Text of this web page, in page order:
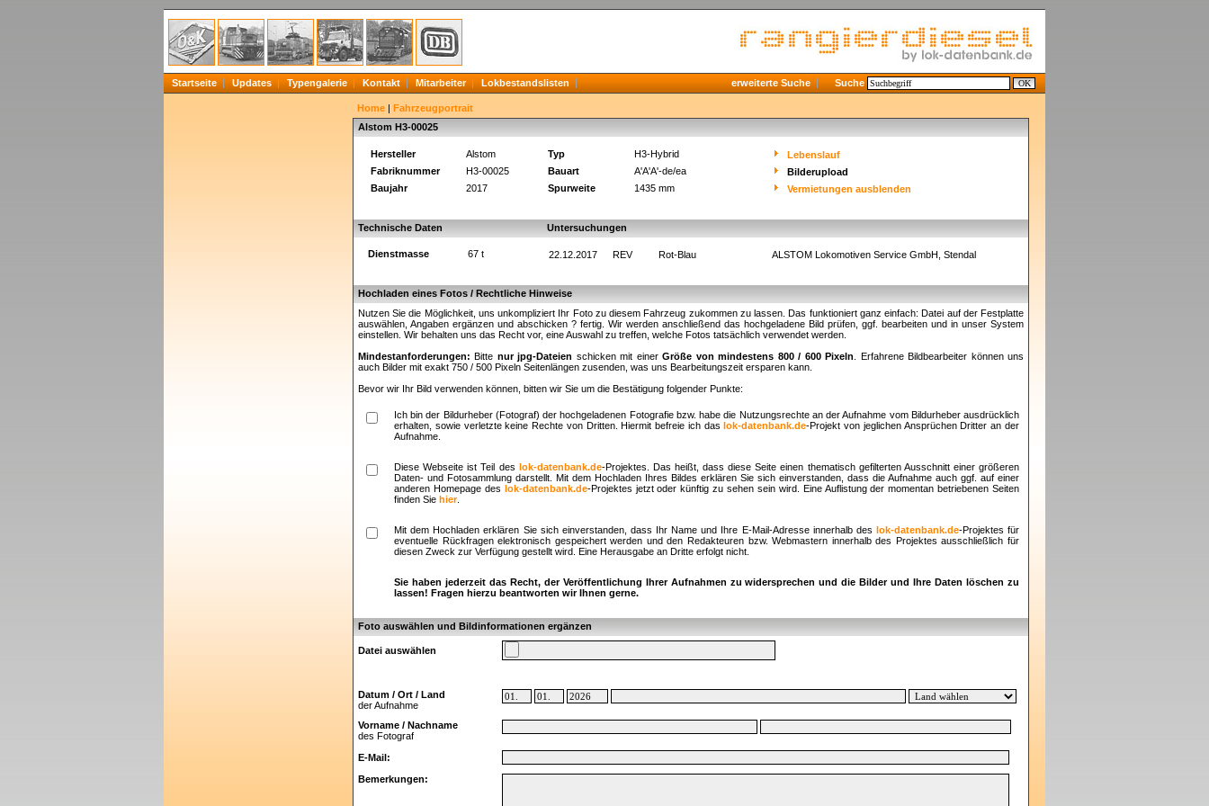
Startseite Updates Typengalerie Kontakt Mitarbeiter Lokbestandslisten erweiterte Suche Suche
Home | Fahrzeugportrait
Alstom H3-00025
Hersteller Alstom Typ H3-Hybrid
Lebenslauf
Fabriknummer
H3-00025 Bauart A'A'A'-de/ea
Bilderupload
Baujahr
2017 Spurweite 1435 mm Vermietungen ausblenden
Technische Daten Untersuchungen
Dienstmasse 67 t 22.12.2017 REV Rot-Blau ALSTOM Lokomotiven Service GmbH, Stendal
Hochladen eines Fotos / Rechtliche Hinweise
Nutzen Sie die Möglichkeit, uns unkompliziert Ihr Foto zu diesem Fahrzeug zukommen zu lassen. Das funktioniert ganz einfach: Datei auf der Festplatte
auswählen, Angaben ergänzen und abschicken ? fertig. Wir werden anschließend das hochgeladene Bild prüfen, ggf. bearbeiten und in unser System
einstellen. Wir behalten uns das Recht vor, eine Auswahl zu treffen, welche Fotos tatsächlich verwendet werden.
Mindestanforderungen: Bitte nur jpg-Dateien schicken mit einerGröße von mindestens 800 / 600 Pixeln . Erfahrene Bildbearbeiter können uns
auch Bilder mit exakt 750 / 500 Pixeln Seitenlängen zusenden, was uns Bearbeitungszeit ersparen kann.
Bevor wir Ihr Bild verwenden können, bitten wir Sie um die Bestätigung folgender Punkte:
Ich bin der Bildurheber (Fotograf) der hochgeladenen Fotografie bzw. habe die Nutzungsrechte an der Aufnahme vom Bildurheber ausdrücklich
erhalten, sowie verletzte keine Rechte von Dritten. Hiermit befreie ich daslok-datenbank.de-Projekt von jeglichen Ansprüchen Dritter an der
Aufnahme.
Diese Webseite ist Teil des lok-datenbank.de-Projektes. Das heißt, dass diese Seite einen thematisch gefilterten Ausschnitt einer größeren
Daten- und Fotosammlung darstellt. Mit dem Hochladen Ihres Bildes erklären Sie sich einverstanden, dass die Aufnahme auch ggf. auf einer
anderen Homepage des lok-datenbank.de-Projektes jetzt oder künftig zu sehen sein wird. Eine Auflistung der momentan betriebenen Seiten
finden Sie hier.
Mit dem Hochladen erklären Sie sich einverstanden, dass Ihr Name und Ihre E-Mail-Adresse innerhalb des lok-datenbank.de-Projektes für
eventuelle Rückfragen elektronisch gespeichert werden und den Redakteuren bzw. Webmastern innerhalb des Projektes ausschließlich für
diesen Zweck zur Verfügung gestellt wird. Eine Herausgabe an Dritte erfolgt nicht.
Sie haben jederzeit das Recht, der Veröffentlichung Ihrer Aufnahmen zu widersprechen und die Bilder und Ihre Daten löschen zu
lassen! Fragen hierzu beantworten wir Ihnen gerne.
Foto auswählen und Bildinformationen ergänzen
Datei auswählen
Datum / Ort / Land
der Aufnahme
Vorname / Nachname
des Fotograf
E-Mail:
Bemerkungen: